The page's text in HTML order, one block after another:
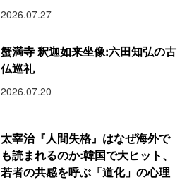
2026.07.27
蟹満寺 釈迦如来坐像:六田知弘の古
仏巡礼
2026.07.20
太宰治『人間失格』はなぜ海外で
も読まれるのか:韓国で大ヒット、
若者の共感を呼ぶ「道化」の心理